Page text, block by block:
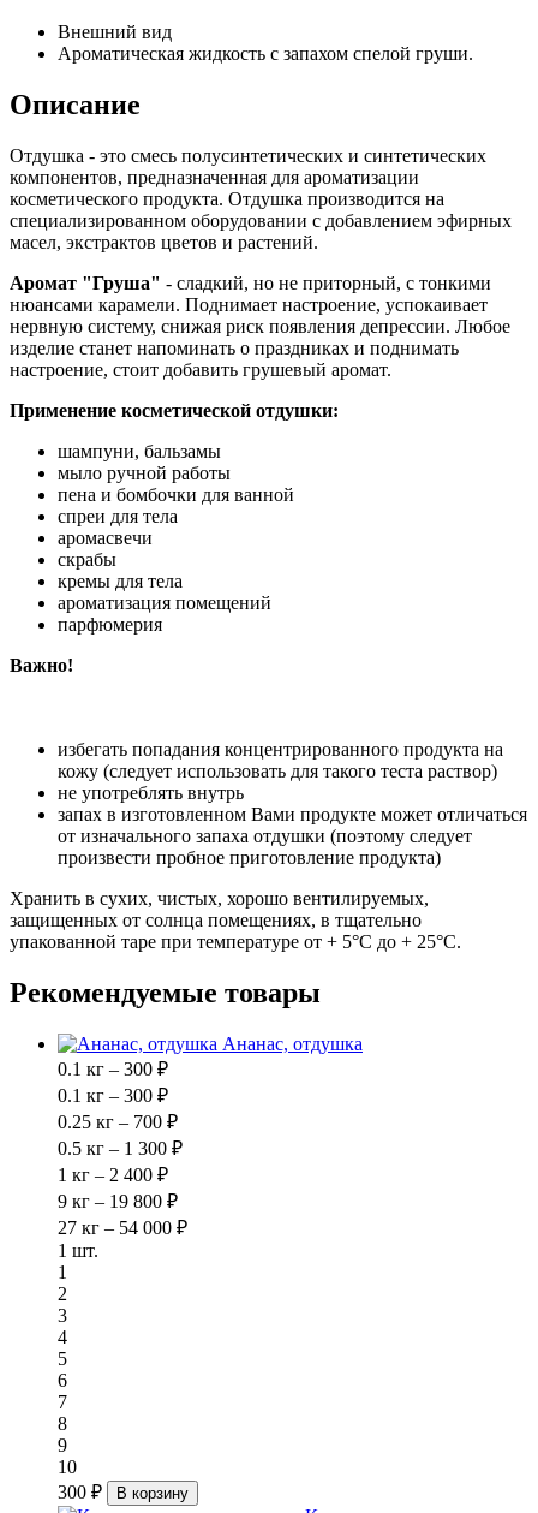
Внешний вид
Ароматическая жидкость с запахом спелой груши.
Описание
Отдушка - это смесь полусинтетических и синтетических
компонентов, предназначенная для ароматизации
косметического продукта. Отдушка производится на
специализированном оборудовании с добавлением эфирных
масел, экстрактов цветов и растений.
Аромат "Груша" - сладкий, но не приторный, с тонкими
нюансами карамели. Поднимает настроение, успокаивает
нервную систему, снижая риск появления депрессии. Любое
изделие станет напоминать о праздниках и поднимать
настроение, стоит добавить грушевый аромат.
Применение косметической отдушки:
шампуни, бальзамы
мыло ручной работы
пена и бомбочки для ванной
спреи для тела
аромасвечи
скрабы
кремы для тела
ароматизация помещений
парфюмерия
Важно!
избегать попадания концентрированного продукта на
кожу (следует использовать для такого теста раствор)
не употреблять внутрь
запах в изготовленном Вами продукте может отличаться
от изначального запаха отдушки (поэтому следует
произвести пробное приготовление продукта)
Хранить в сухих, чистых, хорошо вентилируемых,
защищенных от солнца помещениях, в тщательно
упакованной таре при температуре от + 5°С до + 25°C.
Рекомендуемые товары
Ананас, отдушка
0.1 кг – 300 ₽
0.1 кг – 300 ₽
0.25 кг – 700 ₽
0.5 кг – 1 300 ₽
1 кг – 2 400 ₽
9 кг – 19 800 ₽
27 кг – 54 000 ₽
1 шт.
1
2
3
4
5
6
7
8
9
10
300 ₽
В корзину